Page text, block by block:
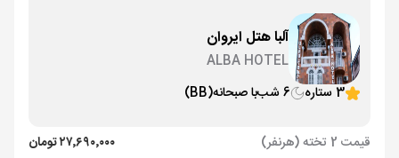
آلبا هتل ایروان
ALBA HOTEL
3 ستاره
6 شب با صبحانه(BB)
قیمت 2 تخته (هرنفر)
۲۷٬۶۹۰٬۰۰۰ تومان